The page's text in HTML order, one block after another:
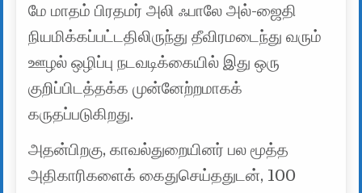
மே மாதம் பிரதமர் அலி ஃபாலே அல்-ஜைதி
நியமிக்கப்பட்டதிலிருந்து தீவிரமடைந்து வரும்
ஊழல் ஒழிப்பு நடவடிக்கையில் இது ஒரு
குறிப்பிடத்தக்க முன்னேற்றமாகக்
கருதப்படுகிறது.
அதன்பிறகு, காவல்துறையினர் பல மூத்த
அதிகாரிகளைக் கைதுசெய்ததுடன், 100